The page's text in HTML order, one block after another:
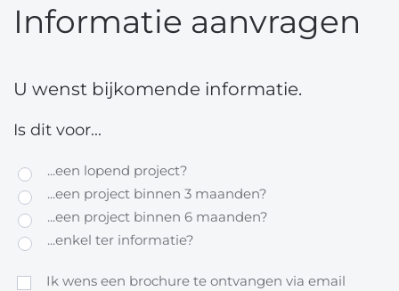
Informatie aanvragen
U wenst bijkomende informatie.
Is dit voor...
...een lopend project?
...een project binnen 3 maanden?
...een project binnen 6 maanden?
...enkel ter informatie?
Ik wens een brochure te ontvangen via email